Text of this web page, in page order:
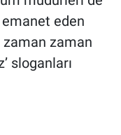
emanet eden
zaman zaman
sloganları